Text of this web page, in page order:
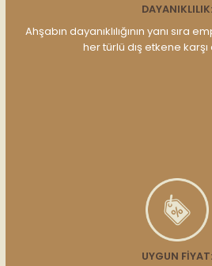
DAYANIKLILIK:
Ahşabın dayanıklılığının yanı sıra
her türlü dış etkene karşı
UYGUN FIYAT: